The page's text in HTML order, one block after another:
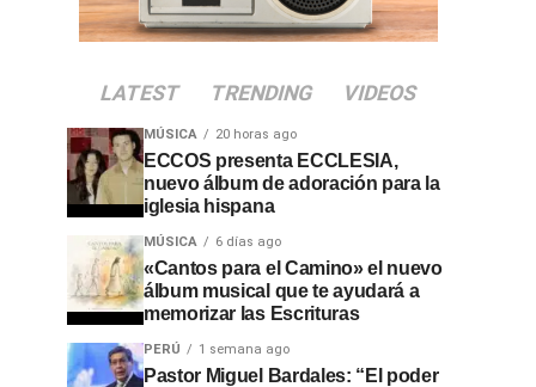
LATEST TRENDING VIDEOS
MÚSICA 20 horas ago
ECCOS presenta ECCLESIA,
nuevo álbum de adoración para la
iglesia hispana
MÚSICA 6 días ago
«Cantos para el Camino» el nuevo
álbum musical que te ayudará a
memorizar las Escrituras
PERÚ 1 semana ago
Pastor Miguel Bardales: “El poder